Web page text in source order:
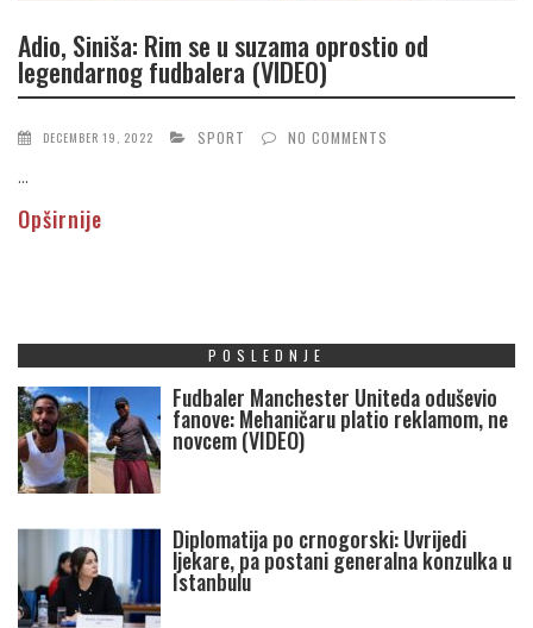
Adio, Siniša: Rim se u suzama oprostio od
legendarnog fudbalera (VIDEO)
DECEMBER 19, 2022 SPORT NO COMMENTS
...
Opširnije
POSLEDNJE
Fudbaler Manchester Uniteda oduševio
fanove: Mehaničaru platio reklamom, ne
novcem (VIDEO)
Diplomatija po crnogorski: Uvrijedi
ljekare, pa postani generalna konzulka u
Istanbulu